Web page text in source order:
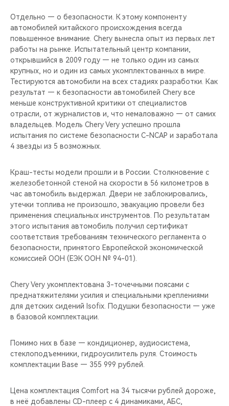
Отдельно — о безопасности. К этому компоненту
автомобилей китайского происхождения всегда
повышенное внимание. Chery вынесла опыт из первых лет
работы на рынке. Испытательный центр компании,
открывшийся в 2009 году — не только один из самых
крупных, но и один из самых укомплектованных в мире.
Тестируются автомобили на всех стадиях разработки. Как
результат — к безопасности автомобилей Chery все
меньше конструктивной критики от специалистов
отрасли, от журналистов и, что немаловажно — от самих
владельцев. Модель Chery Very успешно прошла
испытания по системе безопасности C-NCAP и заработала
4 звезды из 5 возможных.
Краш-тесты модели прошли и в России. Столкновение с
железобетонной стеной на скорости в 56 километров в
час автомобиль выдержал. Двери не заблокировались,
утечки топлива не произошло, эвакуацию провели без
применения специальных инструментов. По результатам
этого испытания автомобиль получил сертификат
соответствия требованиям технического регламента о
безопасности, принятого Европейской экономической
комиссией ООН (ЕЭК ООН № 94-01).
Chery Very укомплектована 3-точечными поясами с
преднатяжителями усилия и специальными креплениями
для детских сидений Isofix. Подушки безопасности — уже
в базовой комплектации.
Помимо них в базе — кондиционер, аудиосистема,
стеклоподъемники, гидроусилитель руля. Стоимость
комплектации Base — 355 999 рублей.
Цена комплектация Comfort на 34 тысячи рублей дороже,
в неё добавлены CD-плеер с 4 динамиками, АБС,